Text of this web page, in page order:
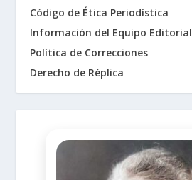
Código de Ética Periodística
Información del Equipo Editorial
Política de Correcciones
Derecho de Réplica